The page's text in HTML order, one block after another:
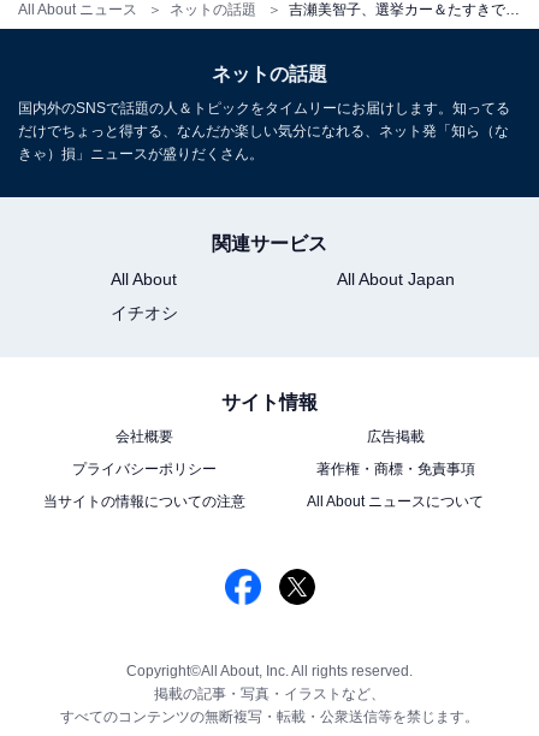
All About ニュース ネットの話題 吉瀬美智子、選挙カー＆たすきで出馬!? 「ついに出馬ですか！清き一票を」「トップ当選間違いないですねぇ」
ネットの話題
国内外のSNSで話題の人＆トピックをタイムリーにお届けします。知ってる
だけでちょっと得する、なんだか楽しい気分になれる、ネット発「知ら（な
きゃ）損」ニュースが盛りだくさん。
関連サービス
All About
All About Japan
イチオシ
サイト情報
会社概要
広告掲載
プライバシーポリシー
著作権・商標・免責事項
当サイトの情報についての注意
All About ニュースについて
Copyright©All About, Inc. All rights reserved.
掲載の記事・写真・イラストなど、
すべてのコンテンツの無断複写・転載・公衆送信等を禁じます。